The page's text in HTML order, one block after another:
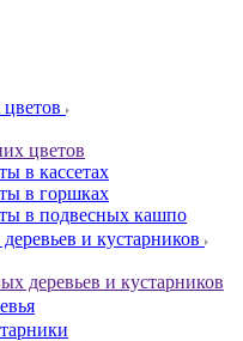
цветов
в кассетах
в горшках
в подвесных кашпо
и кустарников
деревьев и кустарников